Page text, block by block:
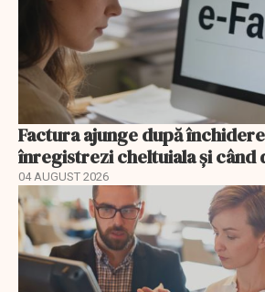
Factura ajunge după
înregistrezi cheltuiala și când
04 AUGUST 2026